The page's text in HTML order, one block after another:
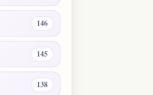
146
145
138